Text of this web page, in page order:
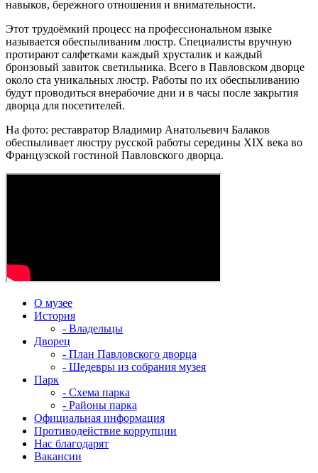
навыков, бережного отношения и внимательности.
Этот трудоёмкий процесс на профессиональном языке
называется обеспыливаним люстр. Специалисты вручную
протирают салфетками каждый хрусталик и каждый
бронзовый завиток светильника. Всего в Павловском дворце
около ста уникальных люстр. Работы по их обеспыливанию
будут проводиться внерабочие дни и в часы после закрытия
дворца для посетителей.
На фото: реставратор Владимир Анатольевич Балаков
обеспыливает люстру русской работы середины XIX века во
Французской гостиной Павловского дворца.
О музее
История
- Владельцы
Дворец
- План Павловского дворца
- Шедевры из собрания музея
Парк
- Схема парка
- Районы парка
Официальная информация
Противодействие коррупции
Нас благодарят
Вакансии